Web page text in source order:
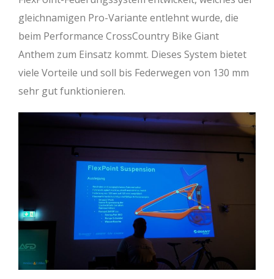
gleichnamigen Pro-Variante entlehnt wurde, die
beim Performance CrossCountry Bike Giant
Anthem zum Einsatz kommt. Dieses System bietet
viele Vorteile und soll bis Federwegen von 130 mm
sehr gut funktionieren.